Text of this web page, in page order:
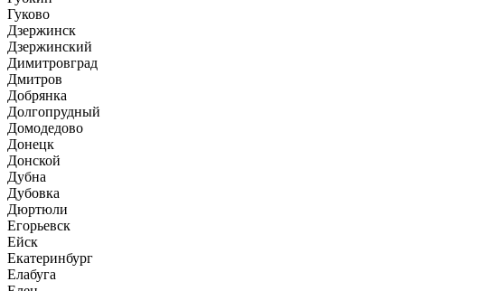
Гуково
Дзержинск
Дзержинский
Димитровград
Дмитров
Добрянка
Долгопрудный
Домодедово
Донецк
Донской
Дубна
Дубовка
Дюртюли
Егорьевск
Ейск
Екатеринбург
Елабуга